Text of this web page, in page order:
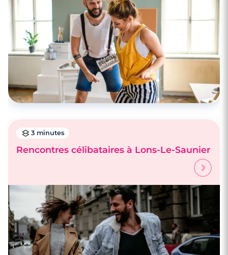
Rencontre à Saint-Claude
3 minutes
Rencontres célibataires à Lons-Le-Saunier
3 minutes
Rencontres célibataires à Lons-Le-Saunier